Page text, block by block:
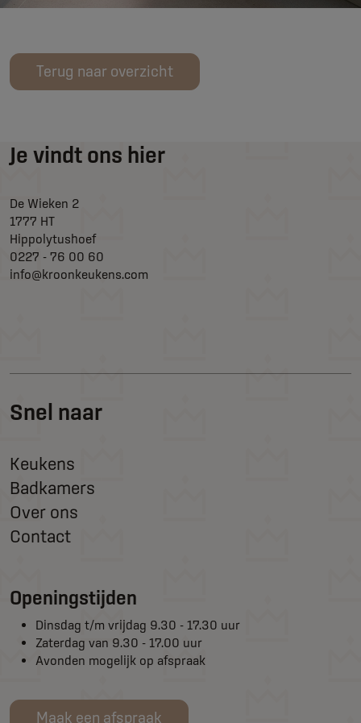
Terug naar overzicht
Snel naar
Keukens
Badkamers
Over ons
Contact
Je vindt ons hier
De Wieken 2
1777 HT
Hippolytushoef
0227 - 76 00 60
info@kroonkeukens.com
Openingstijden
Dinsdag t/m vrijdag 9.30 - 17.30 uur
Zaterdag van 9.30 - 17.00 uur
Avonden mogelijk op afspraak
Maak een afspraak